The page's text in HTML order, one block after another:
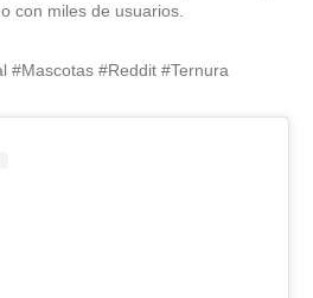
con miles de usuarios.
#Mascotas #Reddit #Ternura